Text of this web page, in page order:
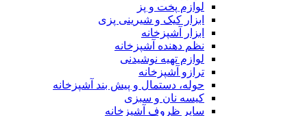
لوازم پخت و پز
ابزار کیک و شیرینی پزی
ابزار آشپزخانه
نظم دهنده آشپزخانه
لوازم تهیه نوشیدنی
ترازو آشپزخانه
حوله، دستمال و پیش بند آشپزخانه
کیسه نان و سبزی
سایر ظروف آشپزخانه